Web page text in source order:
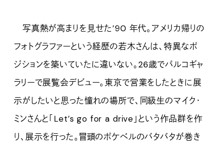
写真熱が高まりを見せた’90 年代。アメリカ帰りの
フォトグラファーという経歴の若木さんは、特異なポ
ジションを築いていたに違いない。26歳でパルコギャ
ラリーで展覧会デビュー。東京で営業をしたときに展
示がしたいと思った憧れの場所で、同級生のマイク・
ミンさんと「Let’s go for a drive」という作品群を作
り、展示を行った。冒頭のポケベルのバタバタが巻き